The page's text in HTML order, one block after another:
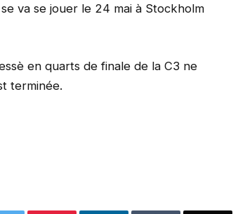
va se jouer le 24 mai à Stockholm
en quarts de finale de la C3 ne
terminée.